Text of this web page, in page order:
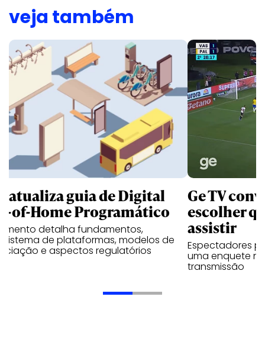
veja também
atualiza guia de Digital
of-Home Programático
detalha fundamentos,
de plataformas, modelos de
e aspectos regulatórios
Ge TV
escolher
assistir
Espectadores
uma enquete
transmissão